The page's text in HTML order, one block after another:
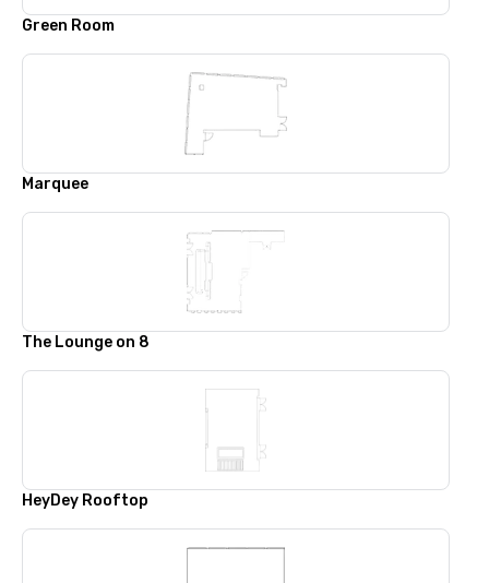
Green Room
Marquee
The Lounge on 8
HeyDey Rooftop